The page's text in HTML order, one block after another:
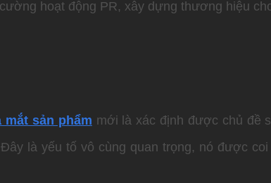
hoạt động PR, xây dựng thương hiệu
sản phẩm mới là xác định được chủ đề
là yếu tố vô cùng quan trọng, nó được